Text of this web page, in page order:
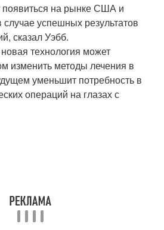
на рынке США и
успешных результатов
сказал Уэбб.
технология может
изменить методы лечения в
уменьшит потребность в
операций на глазах с